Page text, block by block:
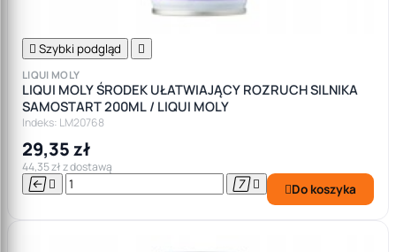
 Szybki podgląd 
LIQUI MOLY
LIQUI MOLY ŚRODEK UŁATWIAJĄCY ROZRUCH SILNIKA
SAMOSTART 200ML / LIQUI MOLY
Indeks: LM20768
29,35 zł
44,35 zł z dostawą
    Do koszyka